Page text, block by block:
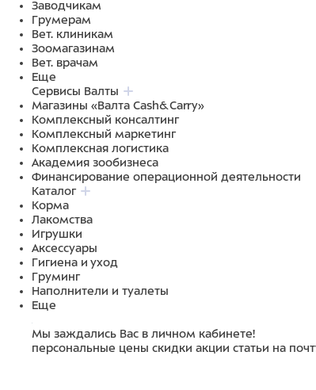
Заводчикам
Грумерам
Вет. клиникам
Зоомагазинам
Вет. врачам
Еще
Сервисы Валты
Магазины «Валта Cash&Carry»
Комплексный консалтинг
Комплексный маркетинг
Комплексная логистика
Академия зообизнеса
Финансирование операционной деятельности
Каталог
Корма
Лакомства
Игрушки
Аксессуары
Гигиена и уход
Груминг
Наполнители и туалеты
Еще
Мы заждались Вас в личном кабинете!
персональные цены скидки акции статьи на